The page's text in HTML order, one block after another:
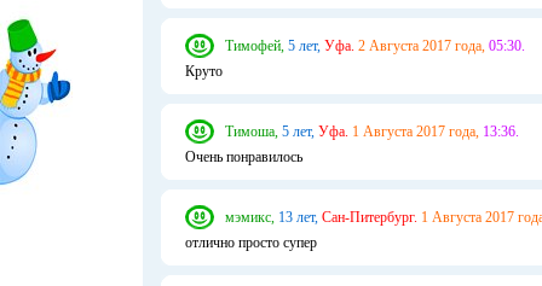
Тимофей, 5 лет, Уфа. 2 Августа 2017 года, 05:30.
Круто
Тимоша, 5 лет, Уфа. 1 Августа 2017 года, 13:36.
Очень понравилось
мэмикс, 13 лет, Сан-Питербург. 1 Августа 2017
отлично просто супер